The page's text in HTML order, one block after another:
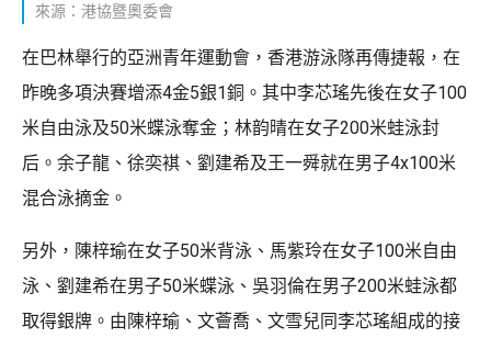
來源：港協暨奧委會
在巴林舉行的亞洲青年運動會，香港游泳隊再傳捷報，在
昨晚多項決賽增添4金5銀1銅。其中李芯瑤先後在女子100
米自由泳及50米蝶泳奪金；林韵晴在女子200米蛙泳封
后。余子龍、徐奕褀、劉建希及王一舜就在男子4x100米
混合泳摘金。
另外，陳梓瑜在女子50米背泳、馬紫玲在女子100米自由
泳、劉建希在男子50米蝶泳、吳羽倫在男子200米蛙泳都
取得銀牌。由陳梓瑜、文薈喬、文雪兒同李芯瑤組成的接